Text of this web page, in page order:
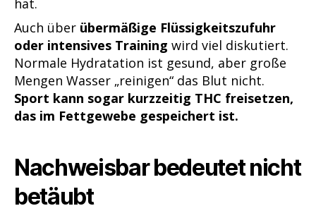
Auch über übermäßige Flüssigkeitszufuhr
oder intensives Training wird viel diskutiert.
Normale Hydratation ist gesund, aber große
Mengen Wasser „reinigen“ das Blut nicht.
Sport kann sogar kurzzeitig THC freisetzen,
das im Fettgewebe gespeichert ist.
Nachweisbar bedeutet nicht
betäubt